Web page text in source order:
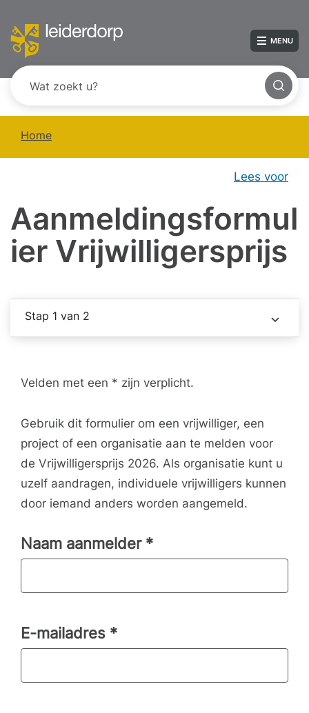
MENU
Home
Lees voor
Aanmeldingsformul
ier Vrijwilligersprijs
Velden met een * zijn verplicht.
Gebruik dit formulier om een vrijwilliger, een
project of een organisatie aan te melden voor
de Vrijwilligersprijs 2026. Als organisatie kunt u
uzelf aandragen, individuele vrijwilligers kunnen
door iemand anders worden aangemeld.
Naam aanmelder *
E-mailadres *
Stap 1 van 2